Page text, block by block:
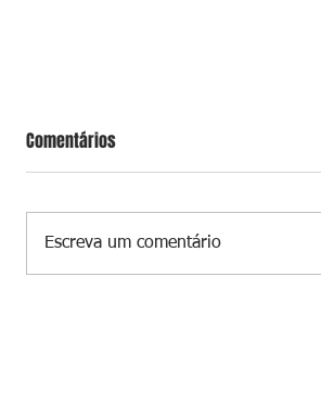
Comentários
Escreva um comentário